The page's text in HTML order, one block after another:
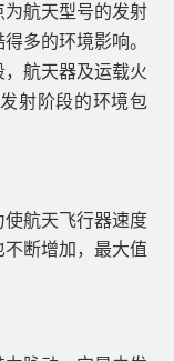
航天型号的发射
多的环境影响。
航天器及运载火
射阶段的环境包
航天飞行器速度
断增加，最大值